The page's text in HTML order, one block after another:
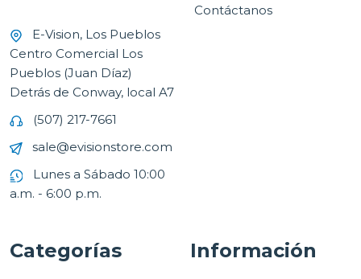
E-Vision, Los Pueblos
Centro Comercial Los
Pueblos (Juan Díaz)
Detrás de Conway, local A7
(507) 217-7661
sale@evisionstore.com
Lunes a Sábado 10:00
a.m. - 6:00 p.m.
Contáctanos
Categorías Información